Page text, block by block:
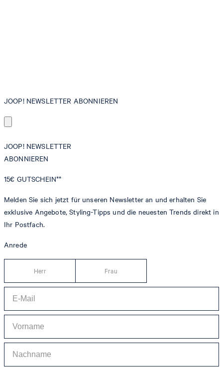
JOOP! NEWSLETTER ABONNIEREN
JOOP! NEWSLETTER
ABONNIEREN
15€ GUTSCHEIN**
Melden Sie sich jetzt für unseren Newsletter an und erhalten Sie
exklusive Angebote, Styling-Tipps und die neuesten Trends direkt in
Ihr Postfach.
Anrede
Herr Frau